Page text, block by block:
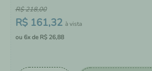
R$ 161,32
R$218,00
6 R$ 26,88